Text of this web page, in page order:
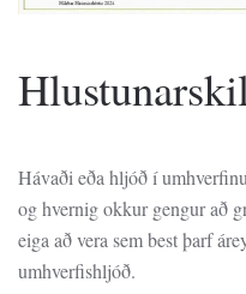
Hávaði eða hljóð í
og hvernig okkur gengur að
eiga að vera sem best þarf
umhverfishljóð.